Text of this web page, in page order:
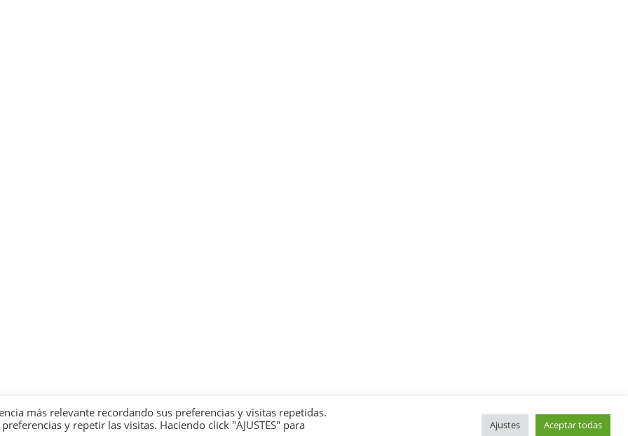
más relevante recordando sus preferencias y visitas repetidas.
y repetir las visitas. Haciendo click "AJUSTES" para
Ajustes Aceptar todas